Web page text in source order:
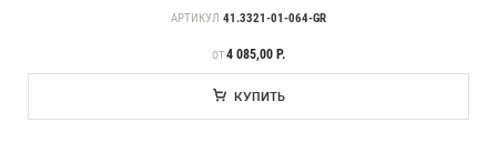
АРТИКУЛ 41.3321-01-064-GR
ЦЕНА
ОТ4 085,00 Р.
КУПИТЬ